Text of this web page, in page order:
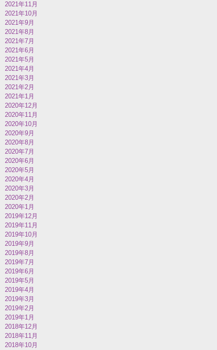
2021年11月
2021年10月
2021年9月
2021年8月
2021年7月
2021年6月
2021年5月
2021年4月
2021年3月
2021年2月
2021年1月
2020年12月
2020年11月
2020年10月
2020年9月
2020年8月
2020年7月
2020年6月
2020年5月
2020年4月
2020年3月
2020年2月
2020年1月
2019年12月
2019年11月
2019年10月
2019年9月
2019年8月
2019年7月
2019年6月
2019年5月
2019年4月
2019年3月
2019年2月
2019年1月
2018年12月
2018年11月
2018年10月